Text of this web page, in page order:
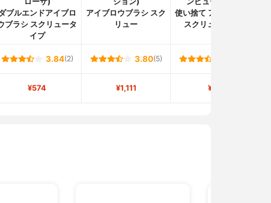
ブルエンドアイブロ
ブラシ スクリュータ
イプ
アイブロウブラシ スク
リュー
使い捨て アイラッシュ
スクリューブラシ
3.84(2) 3.80(5)
¥574 ¥1,111 ¥66